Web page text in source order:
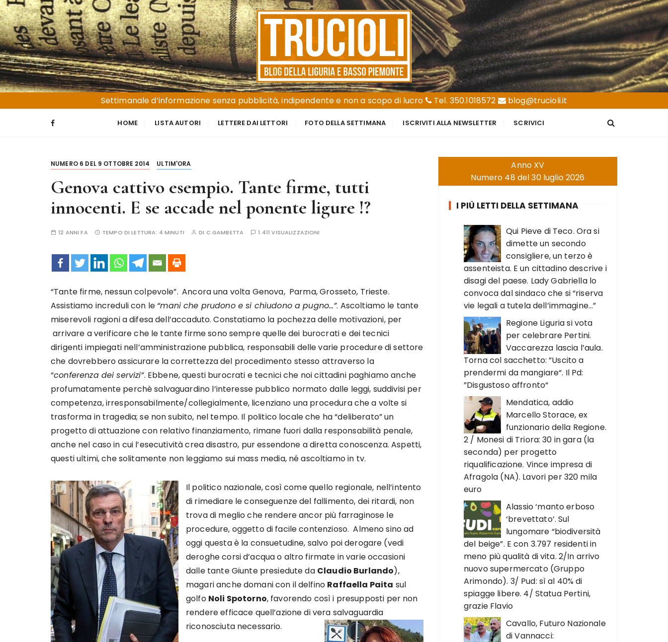
S
a
l
t
a
a
l
c
Trucioli
Liguria e Basso Piemonte
Settimanale d’informazione senza pubblicità, indipendente e non a scopo di lucro
Tel. 350.1018572 blog@trucioli.it
HOME LISTA AUTORI LETTERE DAI LETTORI FOTO DELLA SETTIMANA ISCRIVITI ALLA NEWSLETTER SCRIVICI
NUMERO 6 DEL 9 OTTOBRE 2014 ULTIM'ORA
Genova cattivo esempio. Tante firme, tutti
innocenti. E se accade nel ponente ligure !?
12 ANNI FA TEMPO DI LETTURA: 4 MINUTI DI C.GAMBETTA 1.411 VISUALIZZAZIONI
“Tante firme, nessun colpevole”. Ancora una volta Genova, Parma, Grosseto, Trieste.
Assistiamo increduli con le “mani che prudono e si chiudono a pugno…”. Ascoltiamo le tante
miserevoli ragioni a difesa dell’accaduto. Constatiamo la pochezza delle motivazioni, per
arrivare a verificare che le tante firme sono sempre quelle dei burocrati e dei tecnici
dirigenti impiegati nell’amministrazione pubblica, responsabili delle varie procedure di settore
che dovrebbero assicurare la correttezza del procedimento stesso attraverso la
“conferenza dei servizi”. Ebbene, questi burocrati e tecnici che noi cittadini paghiamo anche
profumatamente perchè salvaguardino l’interesse pubblico normato dalle leggi, suddivisi per
competenza, irresponsabilmente/collegialmente, licenziano una procedura che a volte si
trasforma in tragedia; se non subito, nel tempo. Il politico locale che ha “deliberato” un
progetto di attuazione con relativo finanziamento, rimane fuori dalla responsabilità penale,
anche nel caso in cui l’esecutività crea disastro, pur essendone a diretta conoscenza. Aspetti,
questi ultimi, che solitamente non leggiamo sui mass media, né ascoltiamo in tv.
Il politico nazionale, così come quello regionale, nell’intento
di rimediare le conseguenze del fallimento, dei ritardi, non
trova di meglio che rendere ancor più farraginose le
procedure, oggetto di facile contenzioso. Almeno sino ad
oggi questa è la consuetudine, salvo poi derogare (vedi
deroghe corsi d’acqua o altro firmate in varie occasioni
dalle tante Giunte presiedute da Claudio Burlando),
magari anche domani con il delfino Raffaella Paita sul
golfo Noli Spotorno, favorendo così i presupposti per non
rendere efficace quell’azione di vera salvaguardia
riconosciuta necessario.
Anno XV
Numero 48 del 30 luglio 2026
I PIÙ LETTI DELLA SETTIMANA
Qui Pieve di Teco. Ora si
dimette un secondo
consigliere, un terzo è
assenteista. E un cittadino descrive i
disagi del paese. Lady Gabriella lo
convoca dal sindaco che si “riserva
vie legali a tutela dell’immagine…”
Regione Liguria si vota
per celebrare Pertini.
Vaccarezza lascia l’aula.
Torna col sacchetto: ”Uscito a
prendermi da mangiare“. Il Pd:
”Disgustoso affronto“
Mendatica, addio
Marcello Storace, ex
funzionario della Regione.
2 / Monesi di Triora: 30 in gara (la
seconda) per progetto
riqualificazione. Vince impresa di
Afragola (NA). Lavori per 320 mila
euro
Alassio ‘manto erboso
‘brevettato’. Sul
lungomare “biodiversità
del beige”. E con 3.797 residenti in
meno più qualità di vita. 2/In arrivo
nuovo supermercato (Gruppo
Arimondo). 3/ Pud: sì al 40% di
spiagge libere. 4/ Statua Pertini,
grazie Flavio
Cavallo, Futuro Nazionale
di Vannacci: